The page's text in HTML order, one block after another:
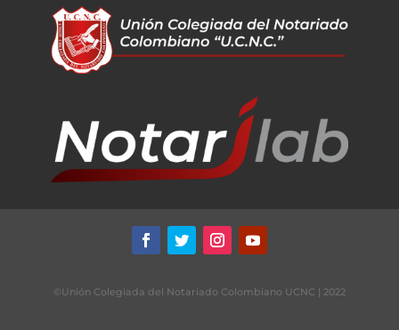
©Unión Colegiada del Notariado Colombiano UCNC | 2022